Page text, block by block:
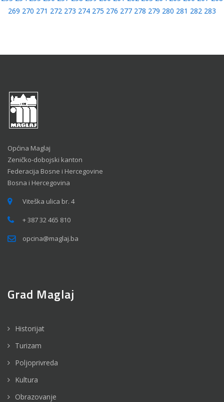
269 270 271 272 273 274 275 276 277 278 279 280 281 282 283
Općina Maglaj
Zeničko-dobojski kanton
Federacija Bosne i Hercegovine
Bosna i Hercegovina
Viteška ulica br. 4
+ 387 32 465 810
opcina@maglaj.ba
Grad Maglaj
Historijat
Turizam
Poljoprivreda
Kultura
Obrazovanje